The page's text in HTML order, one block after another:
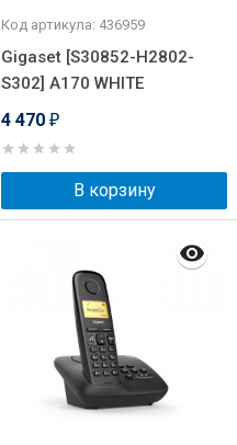
Код артикула: 436959
Gigaset [S30852-H2802-
S302] A170 WHITE
4 470 ₽
В корзину